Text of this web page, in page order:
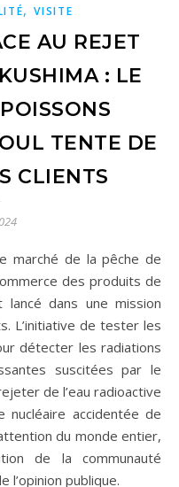
,VISITE
AU REJET
: LE
TENTE DE
CLIENTS
des produits de
dans une mission
L’initiative de tester les
détecter les radiations
suscitées par le
de l’eau radioactive
accidentée de
du monde entier,
de la communauté
l’opinion publique.